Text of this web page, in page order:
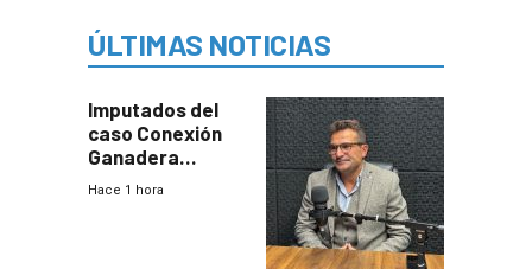
ÚLTIMAS NOTICIAS
Imputados del
caso Conexión
Ganadera
seguirán en
Hace 1 hora